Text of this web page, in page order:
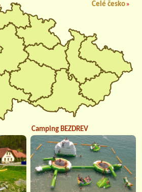
Celé česko»
Camping BEZDREV